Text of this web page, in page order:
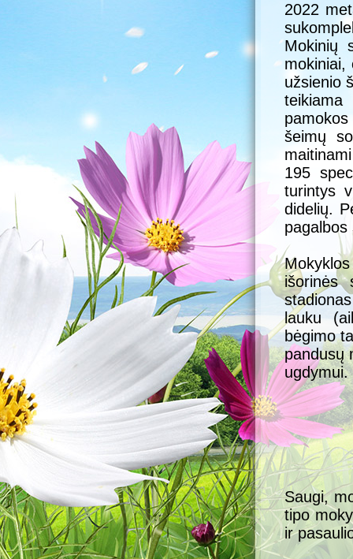
2022
Mokinių
užsienio
šeimų
195
turintys
didelių.
pagalbos
išorinės
lauku
bėgimo
pandusų
ugdymui.
Saugi,
tipo
ir